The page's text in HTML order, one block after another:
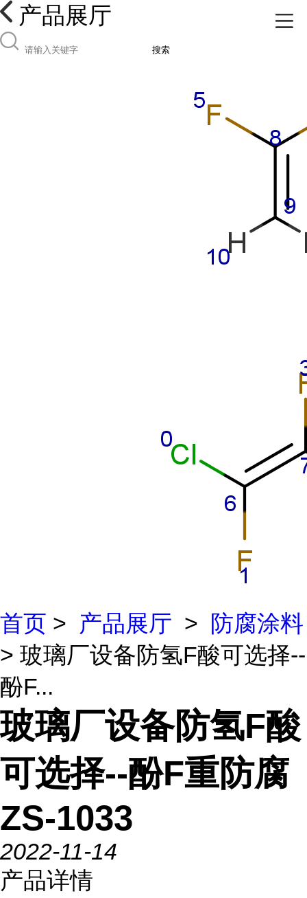
产品展厅
搜索
首页 > 产品展厅 >
防腐涂料
> 玻璃厂设备防氢F酸可选择--
酚F...
玻璃厂设备防氢F酸
可选择--酚F重防腐
ZS-1033
2022-11-14
产品详情